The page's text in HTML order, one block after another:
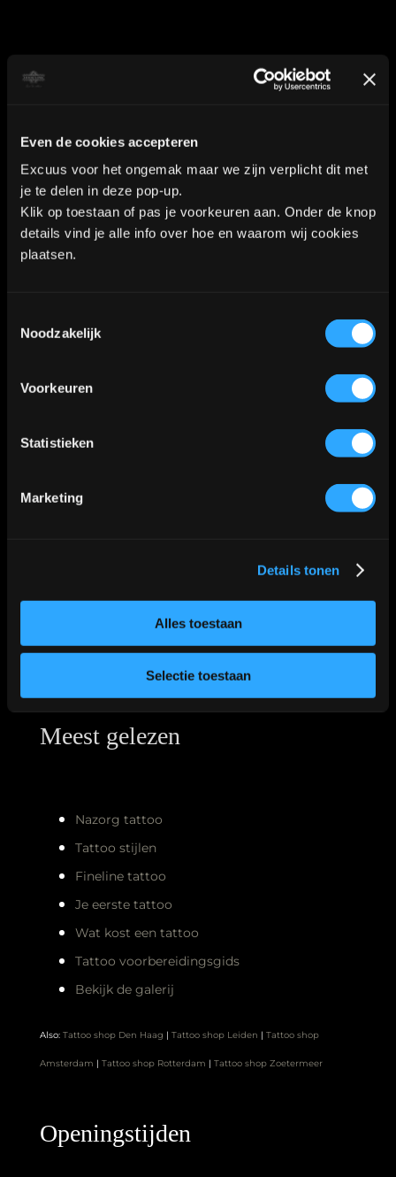
Even de cookies accepteren
Excuus voor het ongemak maar we zijn verplicht dit met
je te delen in deze pop-up.
Klik op toestaan of pas je voorkeuren aan. Onder de knop
details vind je alle info over hoe en waarom wij cookies
plaatsen.
Noodzakelijk
Voorkeuren
Statistieken
Marketing
Details tonen
Alles toestaan
Selectie toestaan
WhatsApp:
KVK nummer: 90552571 | BTW nummer: NL002036941B22 |
Copyright © 2018-2026 |
Kaart
Meest gelezen
Nazorg tattoo
Tattoo stijlen
Fineline tattoo
Je eerste tattoo
Wat kost een tattoo
Tattoo voorbereidingsgids
Bekijk de galerij
Also: Tattoo shop Den Haag | Tattoo shop Leiden | Tattoo shop
Amsterdam | Tattoo shop Rotterdam | Tattoo shop Zoetermeer
Openingstijden